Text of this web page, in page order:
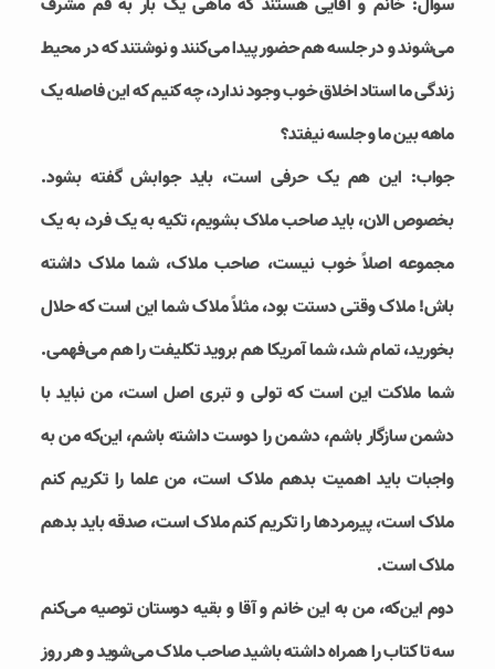
سوال: خانم و آقایی هستند که ماهی یک بار به قم مشرف
می‌شوند و در جلسه هم حضور پیدا می‌کنند و نوشتند که در محیط
زندگی ما استاد اخلاق خوب وجود ندارد، چه کنیم که این فاصله یک
ماهه بین ما و جلسه نیفتد؟
جواب: این هم یک حرفی است، باید جوابش گفته بشود.
بخصوص الان، باید صاحب ملاک بشویم، تکیه به یک فرد، به یک
مجموعه اصلاً خوب نیست، صاحب ملاک، شما ملاک داشته
باش! ملاک وقتی دستت بود، مثلاً ملاک شما این است که حلال
بخورید، تمام شد، شما آمریکا هم بروید تکلیفت را هم می‌فهمی.
شما ملاکت این است که تولی و تبری اصل است، من نباید با
دشمن سازگار باشم، دشمن را دوست داشته باشم، این‌که من به
واجبات باید اهمیت بدهم ملاک است، من علما را تکریم کنم
ملاک است، پیرمردها را تکریم کنم ملاک است، صدقه باید بدهم
ملاک است.
دوم این‌که، من به این خانم و آقا و بقیه دوستان توصیه می‌کنم
سه تا کتاب را همراه داشته باشید صاحب ملاک می‌شوید و هر روز